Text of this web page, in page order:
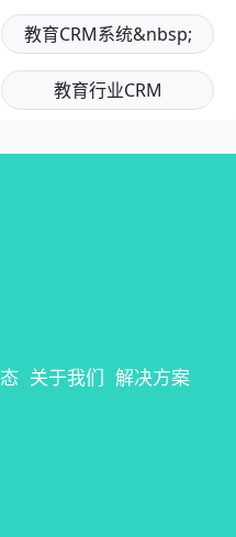
教育CRM系统&nbsp;
教育行业CRM
关于我们 解决方案